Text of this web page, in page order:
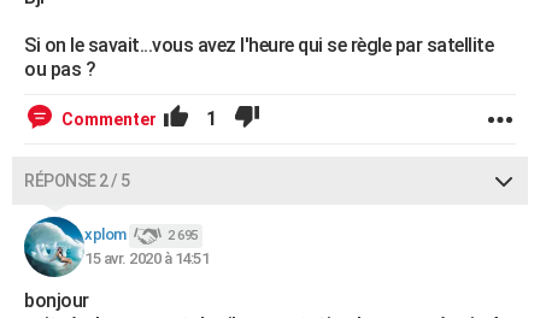
FORUM
Bricolage
Lifestyle
Culture
Sport
Auto
Television
Voyage
Cinema
Si on le savait...vous avez l'heure qui se règle par satellite
ou pas ?
Commenter 1
RÉPONSE 2 / 5
xplom 2 695
15 avr. 2020 à 14:51
bonjour